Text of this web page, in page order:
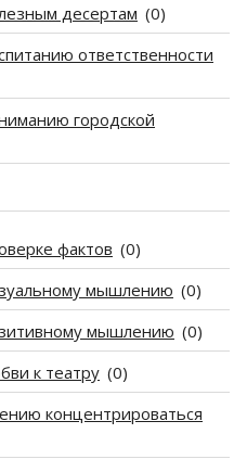
десертам (0)
ответственности
городской
фактов (0)
мышлению (0)
мышлению (0)
к театру (0)
концентрироваться